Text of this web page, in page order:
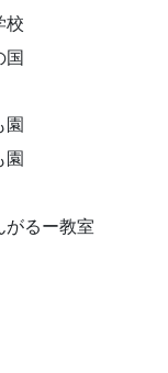
校
国
園
園
がるー教室